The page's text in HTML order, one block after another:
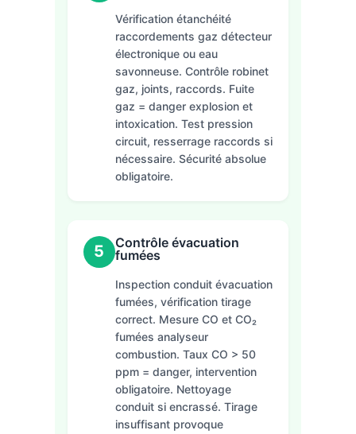
Vérification étanchéité
raccordements gaz détecteur
électronique ou eau
savonneuse. Contrôle robinet
gaz, joints, raccords. Fuite
gaz = danger explosion et
intoxication. Test pression
circuit, resserrage raccords si
nécessaire. Sécurité absolue
obligatoire.
5
Contrôle évacuation
fumées
Inspection conduit évacuation
fumées, vérification tirage
correct. Mesure CO et CO₂
fumées analyseur
combustion. Taux CO > 50
ppm = danger, intervention
obligatoire. Nettoyage
conduit si encrassé. Tirage
insuffisant provoque